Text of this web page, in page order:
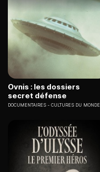
Ovnis : les dossiers
secret défense
DOCUMENTAIRES CULTURES DU MONDE